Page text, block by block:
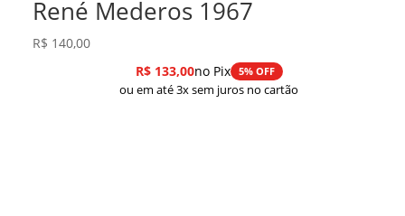
René Mederos 1967
R$ 140,00
R$133,00no Pix 5% OFF
ou em até 3x sem juros no cartão